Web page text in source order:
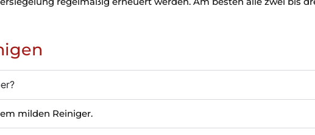
milden Reiniger.